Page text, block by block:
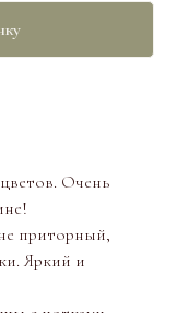
Очень
приторный,
Яркий и